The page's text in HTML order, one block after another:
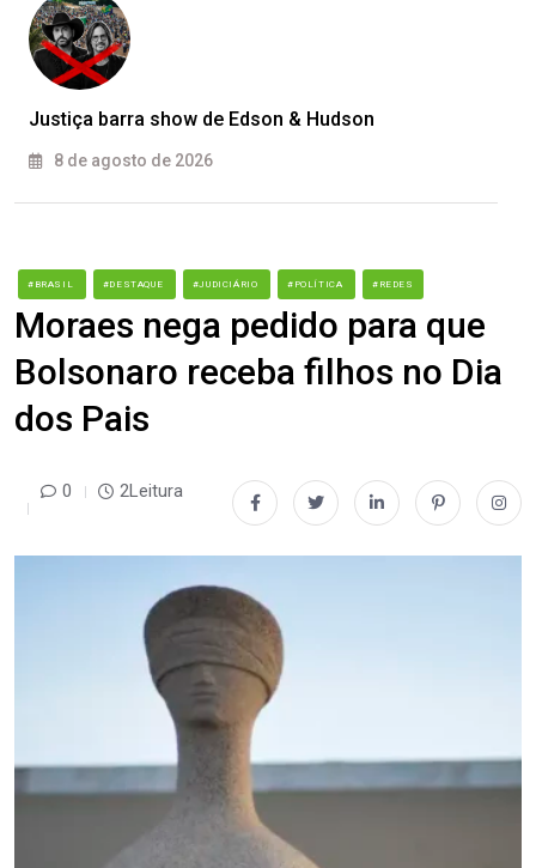
Justiça barra show de Edson & Hudson
8 de agosto de 2026
#BRASIL #DESTAQUE #JUDICIÁRIO #POLÍTICA #REDES
Moraes nega pedido para que
Bolsonaro receba filhos no Dia
dos Pais
0 2Leitura